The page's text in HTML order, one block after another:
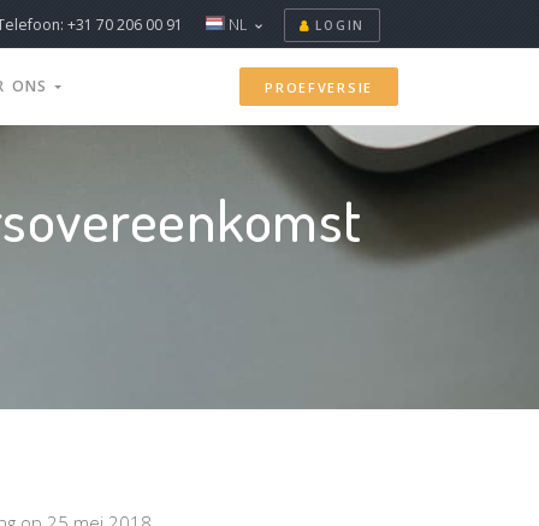
+31 70 206 00 91 NL LOGIN
ONS PROEFVERSIE